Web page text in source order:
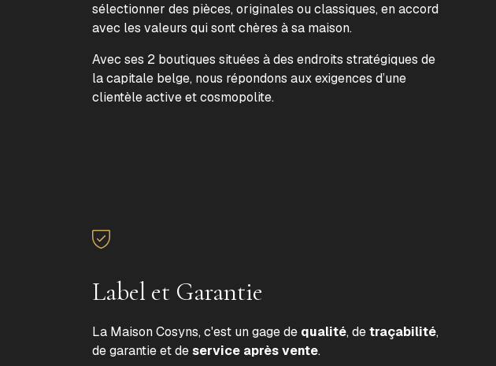
sélectionner des pièces, originales ou classiques, en accord
avec les valeurs qui sont chères à sa maison.
Avec ses 2 boutiques situées à des endroits stratégiques de
la capitale belge, nous répondons aux exigences d’une
clientèle active et cosmopolite.
Label et Garantie
La Maison Cosyns, c'est un gage de qualité, detraçabilité,
de garantie et deservice après vente.